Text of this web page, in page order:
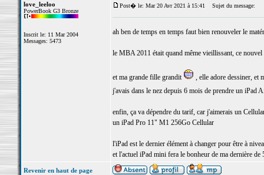
love_leeloo
PowerBook G3 Bronze
Inscrit le: 11 Mar 2004
Messages: 5473
Post� le: Mar 20 Avr 2021 à 15:41 Sujet du message:
ah ben de temps en temps faut bien renouveler le
le MBA 2011 était quand même vieillissant, ce
et ma grande fille grandit
, elle adore dessiner, et
j'avais dans le nez depuis 6 mois de prendre un iPad
enfin, ça va dépendre du tarif, car j'aimerais un
un iPad Pro 11" M1 256Go Cellular
l'iPad est le dernier élément à changer pour être à
et l'actuel iPad mini fera le bonheur de ma dernière de
Revenir en haut de page